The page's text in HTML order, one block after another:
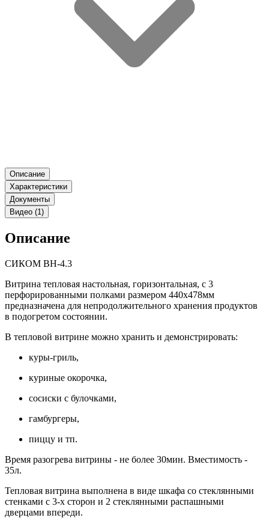
Описание
Характеристики
Документы
Видео (1)
Описание
СИКОМ ВН-4.3
Витрина тепловая настольная, горизонтальная, с 3
перфорированными полками размером 440х478мм
предназначена для непродолжительного хранения продуктов
в подогретом состоянии.
В тепловой витрине можно хранить и демонстрировать:
куры-гриль,
куриные окорочка,
сосиски с булочками,
гамбургеры,
пиццу и тп.
Время разогрева витрины - не более 30мин. Вместимость -
35л.
Тепловая витрина выполнена в виде шкафа со стеклянными
стенками с 3-х сторон и 2 стеклянными распашными
дверцами впереди.